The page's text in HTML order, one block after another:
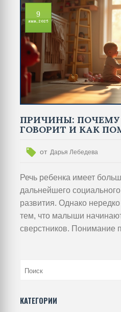
специалисту. Всё
понятно, чтобы родители
неэффективные методы.
9
янв, 2025
ПРИЧИНЫ: ПОЧЕМУ
ГОВОРИТ И КАК
от Дарья Лебедева
Речь ребенка имеет
дальнейшего
развития. Однако
тем, что малыши
сверстников. Понимание
поддержку. Эта статья
можно внедрить в
КАТЕГОРИИ